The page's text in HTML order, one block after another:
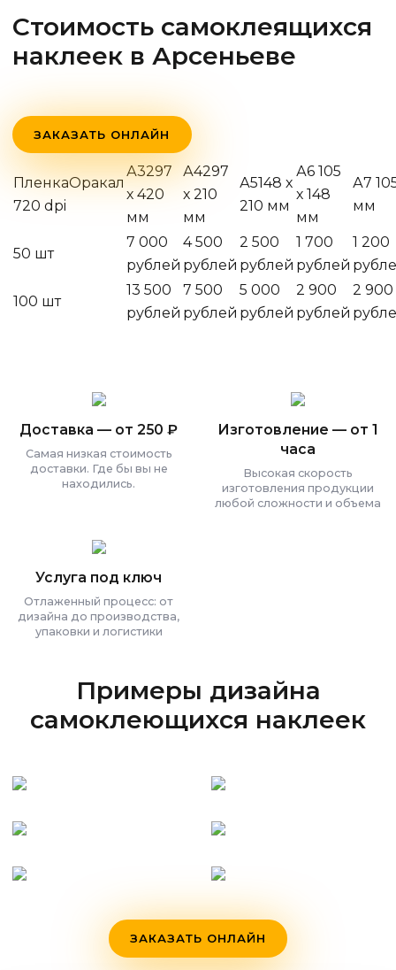
Стоимость самоклеящихся
наклеек в Арсеньеве
ЗАКАЗАТЬ ОНЛАЙН
ПленкаОракал
720 dpi
А3297
х 420
мм
А4297
х 210
мм
А5148 х
210 мм
А6 105
х 148
мм
А7
мм
50 шт
7 000
рублей
4 500
рублей
2 500
рублей
1 700
рублей
1 200
100 шт
13 500
рублей
7 500
рублей
5 000
рублей
2 900
рублей
2 900
Доставка — от 250 ₽
Самая низкая стоимость
доставки. Где бы вы не
находились.
Изготовление — от 1
часа
Высокая скорость
изготовления продукции
любой сложности и объема
Услуга под ключ
Отлаженный процесс: от
дизайна до производства,
упаковки и логистики
Примеры дизайна
самоклеющихся наклеек
ЗАКАЗАТЬ ОНЛАЙН